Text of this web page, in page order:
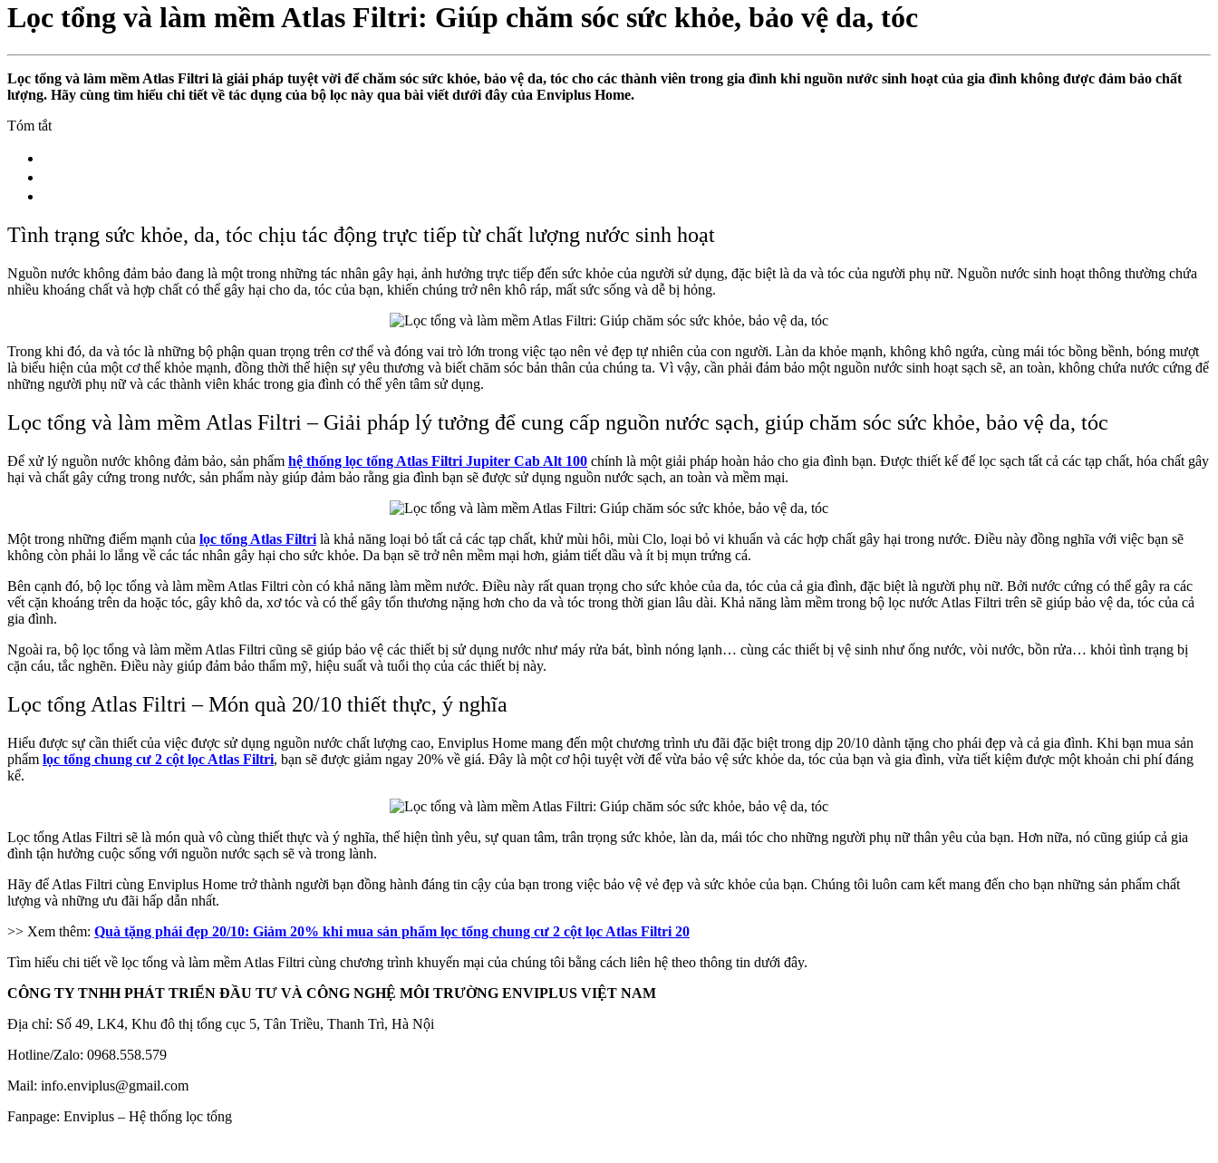
Lọc tổng và làm mềm Atlas Filtri: Giúp chăm sóc sức khỏe, bảo vệ da, tóc
Lọc tổng và làm mềm Atlas Filtri là giải pháp tuyệt vời để chăm sóc sức khỏe, bảo vệ da, tóc cho các thành viên trong gia đình khi nguồn nước sinh hoạt của gia đình không được đảm bảo chất
lượng. Hãy cùng tìm hiểu chi tiết về tác dụng của bộ lọc này qua bài viết dưới đây của Enviplus Home.
Tóm tắt
Tình trạng sức khỏe, da, tóc chịu tác động trực tiếp từ chất lượng nước sinh hoạt
Nguồn nước không đảm bảo đang là một trong những tác nhân gây hại, ảnh hưởng trực tiếp đến sức khỏe của người sử dụng, đặc biệt là da và tóc của người phụ nữ. Nguồn nước sinh hoạt thông thường chứa
nhiều khoáng chất và hợp chất có thể gây hại cho da, tóc của bạn, khiến chúng trở nên khô ráp, mất sức sống và dễ bị hỏng.
Trong khi đó, da và tóc là những bộ phận quan trọng trên cơ thể và đóng vai trò lớn trong việc tạo nên vẻ đẹp tự nhiên của con người. Làn da khỏe mạnh, không khô ngứa, cùng mái tóc bồng bềnh, bóng mượt
là biểu hiện của một cơ thể khỏe mạnh, đồng thời thể hiện sự yêu thương và biết chăm sóc bản thân của chúng ta. Vì vậy, cần phải đảm bảo một nguồn nước sinh hoạt sạch sẽ, an toàn, không chứa nước cứng để
những người phụ nữ và các thành viên khác trong gia đình có thể yên tâm sử dụng.
Lọc tổng và làm mềm Atlas Filtri – Giải pháp lý tưởng để cung cấp nguồn nước sạch, giúp chăm sóc sức khỏe, bảo vệ da, tóc
Để xử lý nguồn nước không đảm bảo, sản phẩm hệ thống lọc tổng Atlas Filtri Jupiter Cab Alt 100 chính là một giải pháp hoàn hảo cho gia đình bạn. Được thiết kế để lọc sạch tất cả các tạp chất, hóa chất gây
hại và chất gây cứng trong nước, sản phẩm này giúp đảm bảo rằng gia đình bạn sẽ được sử dụng nguồn nước sạch, an toàn và mềm mại.
Một trong những điểm mạnh của lọc tổng Atlas Filtri là khả năng loại bỏ tất cả các tạp chất, khử mùi hôi, mùi Clo, loại bỏ vi khuẩn và các hợp chất gây hại trong nước. Điều này đồng nghĩa với việc bạn sẽ
không còn phải lo lắng về các tác nhân gây hại cho sức khỏe. Da bạn sẽ trở nên mềm mại hơn, giảm tiết dầu và ít bị mụn trứng cá.
Bên cạnh đó, bộ lọc tổng và làm mềm Atlas Filtri còn có khả năng làm mềm nước. Điều này rất quan trọng cho sức khỏe của da, tóc của cả gia đình, đặc biệt là người phụ nữ. Bởi nước cứng có thể gây ra các
vết cặn khoáng trên da hoặc tóc, gây khô da, xơ tóc và có thể gây tổn thương nặng hơn cho da và tóc trong thời gian lâu dài. Khả năng làm mềm trong bộ lọc nước Atlas Filtri trên sẽ giúp bảo vệ da, tóc của cả
gia đình.
Ngoài ra, bộ lọc tổng và làm mềm Atlas Filtri cũng sẽ giúp bảo vệ các thiết bị sử dụng nước như máy rửa bát, bình nóng lạnh… cùng các thiết bị vệ sinh như ống nước, vòi nước, bồn rửa… khỏi tình trạng bị
cặn cáu, tắc nghẽn. Điều này giúp đảm bảo thẩm mỹ, hiệu suất và tuổi thọ của các thiết bị này.
Lọc tổng Atlas Filtri – Món quà 20/10 thiết thực, ý nghĩa
Hiểu được sự cần thiết của việc được sử dụng nguồn nước chất lượng cao, Enviplus Home mang đến một chương trình ưu đãi đặc biệt trong dịp 20/10 dành tặng cho phái đẹp và cả gia đình. Khi bạn mua sản
phẩm lọc tổng chung cư 2 cột lọc Atlas Filtri, bạn sẽ được giảm ngay 20% về giá. Đây là một cơ hội tuyệt vời để vừa bảo vệ sức khỏe da, tóc của bạn và gia đình, vừa tiết kiệm được một khoản chi phí đáng
kể.
Lọc tổng Atlas Filtri sẽ là món quà vô cùng thiết thực và ý nghĩa, thể hiện tình yêu, sự quan tâm, trân trọng sức khỏe, làn da, mái tóc cho những người phụ nữ thân yêu của bạn. Hơn nữa, nó cũng giúp cả gia
đình tận hưởng cuộc sống với nguồn nước sạch sẽ và trong lành.
Hãy để Atlas Filtri cùng Enviplus Home trở thành người bạn đồng hành đáng tin cậy của bạn trong việc bảo vệ vẻ đẹp và sức khỏe của bạn. Chúng tôi luôn cam kết mang đến cho bạn những sản phẩm chất
lượng và những ưu đãi hấp dẫn nhất.
>> Xem thêm: Quà tặng phái đẹp 20/10: Giảm 20% khi mua sản phẩm lọc tổng chung cư 2 cột lọc Atlas Filtri 20
Tìm hiểu chi tiết về lọc tổng và làm mềm Atlas Filtri cùng chương trình khuyến mại của chúng tôi bằng cách liên hệ theo thông tin dưới đây.
CÔNG TY TNHH PHÁT TRIỂN ĐẦU TƯ VÀ CÔNG NGHỆ MÔI TRƯỜNG ENVIPLUS VIỆT NAM
Địa chỉ: Số 49, LK4, Khu đô thị tổng cục 5, Tân Triều, Thanh Trì, Hà Nội
Hotline/Zalo: 0968.558.579
Mail: info.enviplus@gmail.com
Fanpage: Enviplus – Hệ thống lọc tổng